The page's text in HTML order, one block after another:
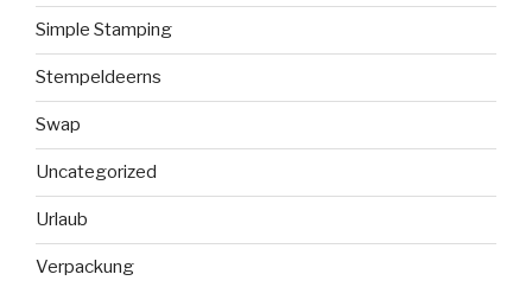
Simple Stamping
Stempeldeerns
Swap
Uncategorized
Urlaub
Verpackung